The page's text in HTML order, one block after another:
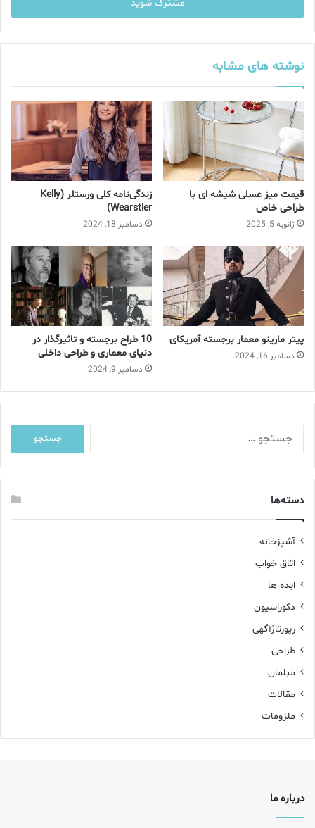
ا
ی
ی
خ
ا
و
ا
ر
د
ک
ی
نوشته های مشابه
قیمت میز عسلی شیشه‌ ای با
طراحی خاص
ژانویه 5, 2025
زندگی‌نامه کلی ورستلر (Kelly
Wearstler)
دسامبر 18, 2024
پیتر مارینو معمار برجسته آمریکای
دسامبر 16, 2024
10 طراح برجسته و تاثیرگذار در
دنیای معماری و طراحی داخلی
دسامبر 9, 2024
ج
ر
دسته‌ها
آشپزخانه
اتاق خواب
ایده ها
دکوراسیون
رپورتاژآگهی
طراحی
مبلمان
مقالات
ملزومات
درباره ما